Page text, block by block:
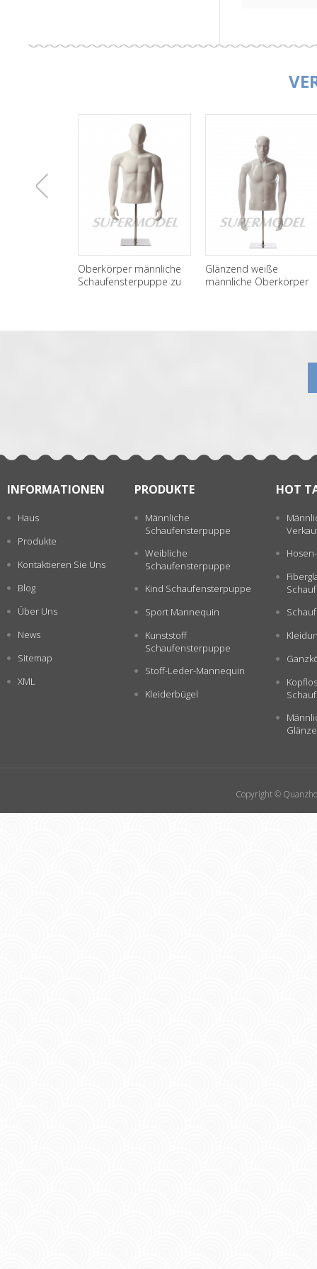
Oberkörper männliche
Schaufensterpuppe zu
Glänzend weiße
männliche Oberkörper
INFORMATIONEN
Haus
Produkte
Kontaktieren Sie Uns
Blog
Über Uns
News
Sitemap
XML
PRODUKTE
Männliche
Schaufensterpuppe
Weibliche
Schaufensterpuppe
Kind Schaufensterpuppe
Sport Mannequin
Kunststoff
Schaufensterpuppe
Stoff-Leder-Mannequin
Kleiderbügel
HOT
Copyright ©